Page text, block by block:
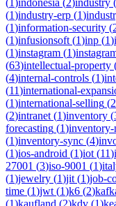
(1)industry-erp (1)
(1)information-security (
(1)infusionsoft (1)inp (1)
(1)instagram (1)
(63)intellectual-property
(4)internal-controls (1)
(11)international-
(1)international-selling (2
(2)intranet (1)inventory (
forecasting (1)inventory-
(1)inventory-sync (4)
(1)ios-android (1)iot (11)
27001 (3)iso-9001 (1)
(1)jewelry (1)jit (1)job-
time (1)jwt (1)k6 (2)
(1)kaufland (2)kdv (1)